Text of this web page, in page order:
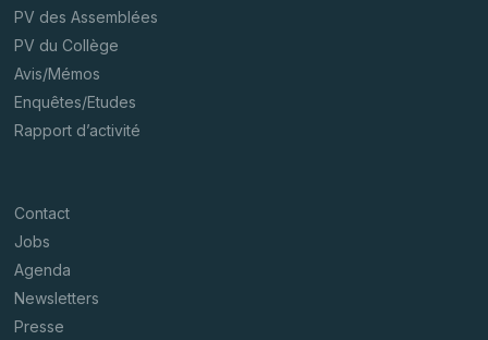
PV des Assemblées
PV du Collège
Avis/Mémos
Enquêtes/Etudes
Rapport d’activité
Contact
Jobs
Agenda
Newsletters
Presse